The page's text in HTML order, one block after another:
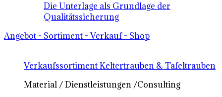
Die Unterlage als Grundlage der
Qualitätssicherung
Angebot - Sortiment - Verkauf - Shop
Verkaufssortiment Keltertrauben & Tafeltrauben
Material / Dienstleistungen /Consulting